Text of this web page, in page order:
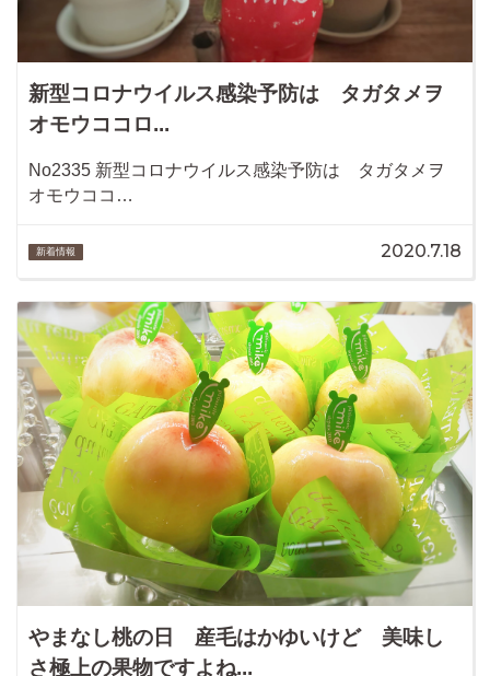
新型コロナウイルス感染予防は タガタメヲ
オモウココロ...
No2335 新型コロナウイルス感染予防は タガタメヲ
オモウココ…
新着情報 2020.7.18
やまなし桃の日 産毛はかゆいけど 美味し
さ極上の果物ですよね...